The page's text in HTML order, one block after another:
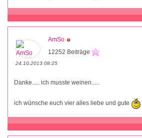
AmSo
12252 Beiträge
24.10.2013 08:25
Danke..... ich musste weinen.....
ich wünsche euch vier alles liebe und gute